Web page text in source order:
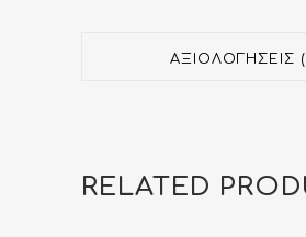
ΑΞΙΟΛΟΓΉΣΕΙΣ
RELATED